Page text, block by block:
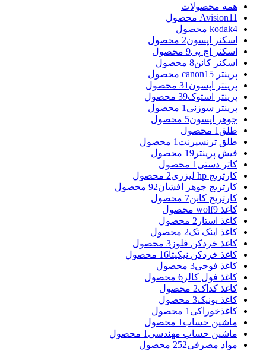
همه محصولات
Avision11 محصول
kodak4 محصول
اسکنر اپسون2 محصول
اسکنر اچ پی9 محصول
اسکنر کانن8 محصول
پرینتر canon 15 محصول
پرینتر اپسون 31 محصول
پرینتر استوک39 محصول
پرینتر سوزنی 1 محصول
جوهر اپسون5 محصول
طلق 1 محصول
طلق ترنسپرنت 1 محصول
فیش پرینتر 19 محصول
کاتر دستی 1 محصول
کارتریج hp لیزری
2 محصول
کارتریج جوهر افشان92 محصول
کارتریج کانن7 محصول
کاغذ wolf 9 محصول
کاغذ استار 2 محصول
کاغذ اینک تک2 محصول
کاغذ خردکن فلوز 3 محصول
کاغذ خردکن نیکیتا16 محصول
کاغذ فوجی3 محصول
کاغذ فول کالر 6 محصول
کاغذ کداک2 محصول
کاغذ یونیک3 محصول
کاغذخوراکی 1 محصول
ماشین حساب 1 محصول
ماشین حساب مهندسی 1 محصول
مواد مصرفی252 محصول